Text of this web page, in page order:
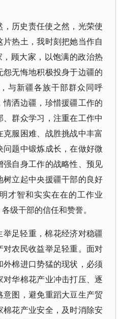
历史责任使之然，光荣使
热土，我时刻把她当作自
，顾大家，以饱满的政治热
无悔地积极投身于边疆的
与新疆各族干部群众同呼
洒边疆，珍惜援疆工作的
群众学习，注重在工作中
服困难、战胜挑战中丰富
题中锻炼成长，在做好微
自身工作的战略性、预见
立起中央援疆干部的良好
才智和实实在在的工作业
级干部的信任和赞誉。
足轻重，棉花经济对稳疆
农民收益举足轻重。面对
棉进口势猛的现状，必须
华棉花产业冲击打压、逐
图，避免重蹈大豆生产贸
花产业安全，及时消除安